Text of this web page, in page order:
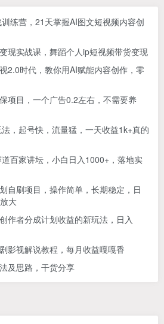
练营，21天掌握AI图文短视频内容创
现实战课，舞蹈个人ip短视频带货变现
2.0时代，教你用AI赋能内容创作，​零
项目，一个广告0.2左右，不需要养
，起号快，流量猛，一天收益1k+真的
百家讲坛，小白日入1000+，落地实
自刷项目，操作简单，长期稳定，日
大
作者分成计划收益的新玩法，日入
影视解说教程，每月收益嘎嘎香
及思路，干货分享